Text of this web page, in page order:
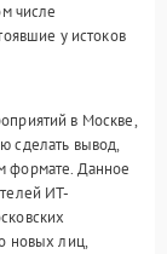
числе
у истоков
в Москве,
сделать вывод,
формате. Данное
ИТ-
новых лиц,